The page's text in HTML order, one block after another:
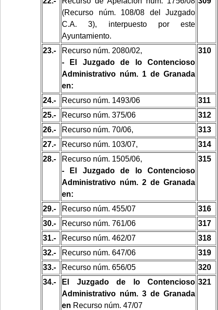
(Recurso núm. 108/08 del Juzgado
C.A. 3), interpuesto por este
Ayuntamiento.
23.-
Recurso núm. 2080/02,
- El Juzgado de lo Contencioso
Administrativo núm. 1 de Granada
en:
310
24.- Recurso núm. 1493/06
311
25.-
Recurso núm. 375/06
312
26.-
Recurso núm. 70/06,
313
27.-
Recurso núm. 103/07,
314
28.-
Recurso núm. 1505/06,
- El Juzgado de lo Contencioso
Administrativo núm. 2 de Granada
en:
315
29.- Recurso núm. 455/07
316
30.-
Recurso núm. 761/06
317
31.-
Recurso núm. 462/07
318
32.-
Recurso núm. 647/06
319
33.-
Recurso núm. 656/05
320
34.-
El Juzgado de lo Contencioso
Administrativo núm. 3 de Granada
en Recurso núm. 47/07
321